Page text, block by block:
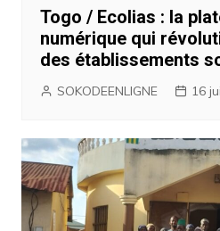
Togo / Ecolias : la
numérique qui
des établissements
SOKODEENLIGNE 16